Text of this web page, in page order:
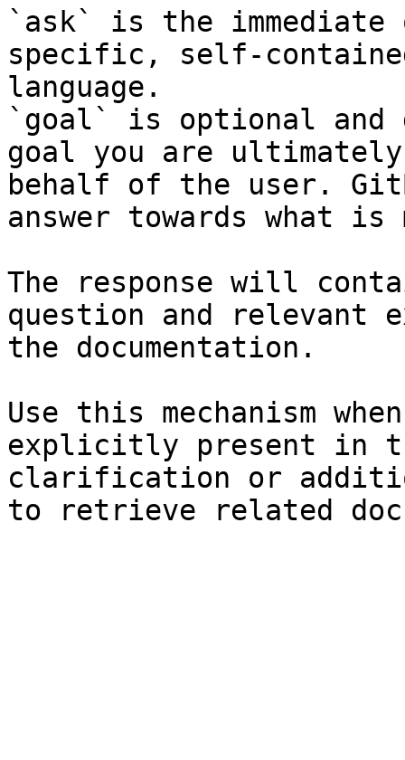
`ask` is the
specific, self-
language.
`goal` is optional and
goal you are
behalf of the user.
answer towards what
The response will
question and relevant
the documentation.
Use this mechanism
explicitly present in
clarification or